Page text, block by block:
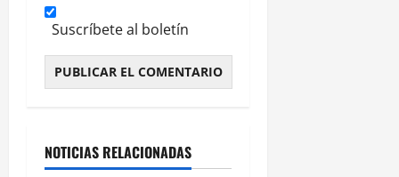
Suscríbete al boletín
NOTICIAS RELACIONADAS